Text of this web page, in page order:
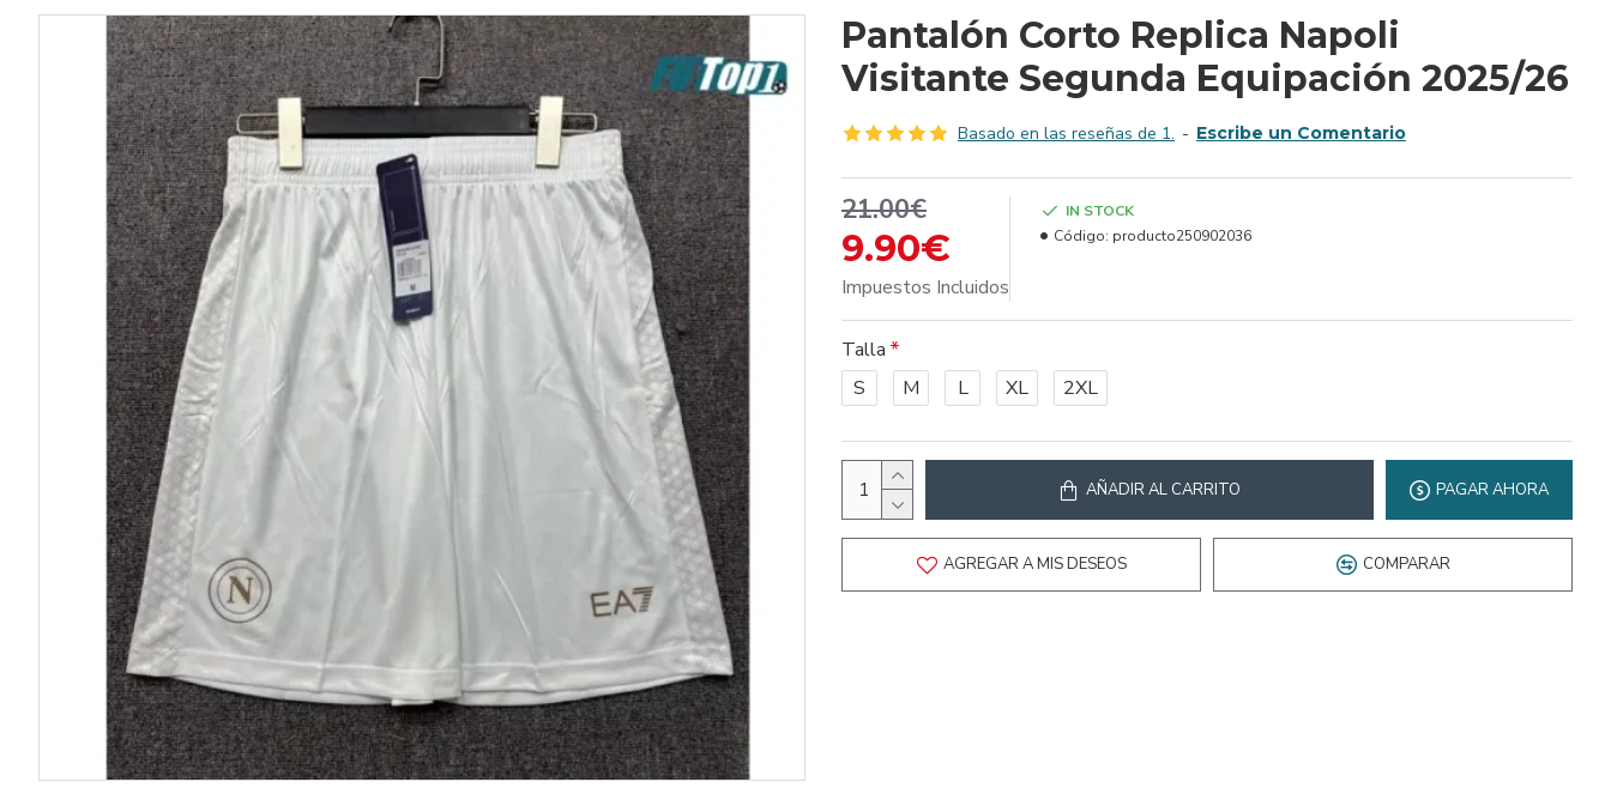
Pantalón Corto Replica Napoli
Visitante Segunda Equipación 2025/26
Basado en las reseñas de 1. - Escribe un Comentario
9.90€
21.00€
Impuestos Incluidos
IN STOCK
Código: producto250902036
Talla
S
M L XL 2XL
AÑADIR AL CARRITO PAGAR AHORA
AGREGAR A MIS DESEOS COMPARAR